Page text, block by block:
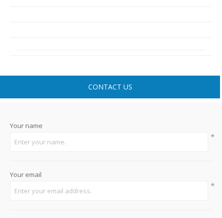
CONTACT US
Your name
*
Your email
*